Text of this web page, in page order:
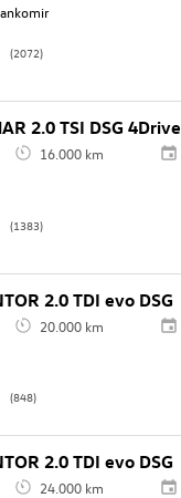
(2072)
2.0 TSI DSG 4Drive
16.000 km
(1383)
2.0 TDI evo DSG
20.000 km
(848)
2.0 TDI evo DSG
24.000 km